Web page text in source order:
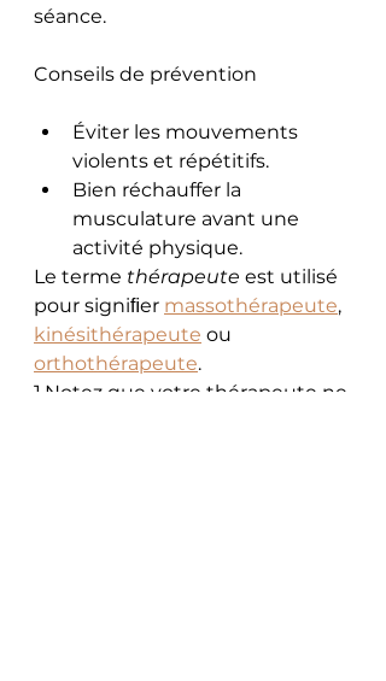
séance.
Conseils de prévention
Éviter les mouvements
violents et répétitifs.
Bien réchauffer la
musculature avant une
activité physique.
Le terme thérapeute est utilisé
pour signiﬁer massothérapeute,
kinésithérapeute ou
orthothérapeute.
1.Notez que votre thérapeute ne